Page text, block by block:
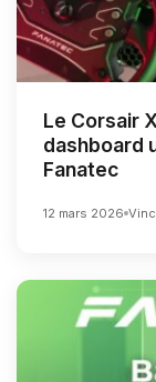
Le Corsair
dashboard
Fanatec
12 mars 2026 Vinc